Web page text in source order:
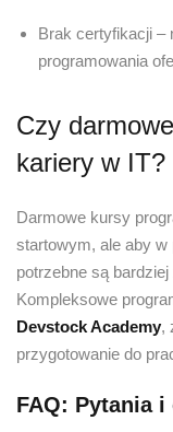
Brak certyfikacji –
programowania
Czy
kariery w IT?
Darmowe kursy
startowym, ale aby w
potrzebne są
Kompleksowe
Devstock Academy,
przygotowanie do
FAQ: Pytania